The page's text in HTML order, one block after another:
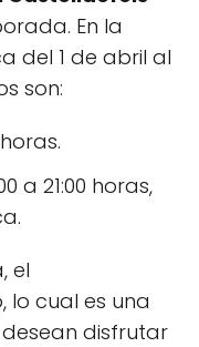
En la
del 1 de abril al
son:
horas.
a 21:00 horas,
el
lo cual es una
disfrutar